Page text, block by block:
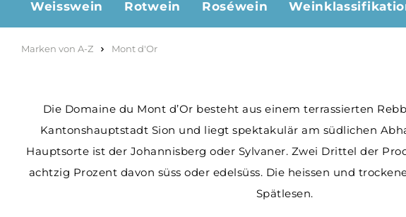
Weisswein Rotwein Roséwein
Marken von A-Z Mont d'Or
Die Domaine du Mont d’Or besteht aus einem terrassierten
Kantonshauptstadt Sion und liegt spektakulär am südlichen
Hauptsorte ist der Johannisberg oder Sylvaner. Zwei Drittel der
achtzig Prozent davon süss oder edelsüss. Die heissen und
Spätlesen.